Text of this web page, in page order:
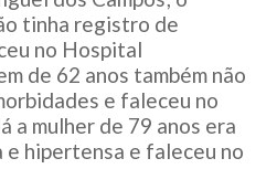
tinha registro de
no Hospital
de 62 anos também não
e faleceu no
a mulher de 79 anos era
hipertensa e faleceu no